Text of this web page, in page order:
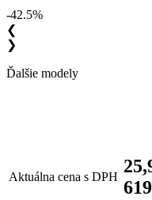
-42.5%
❮
❯
Ďalšie modely
Aktuálna cena s DPH